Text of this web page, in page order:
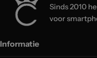
Sinds 2010
voor
Informatie